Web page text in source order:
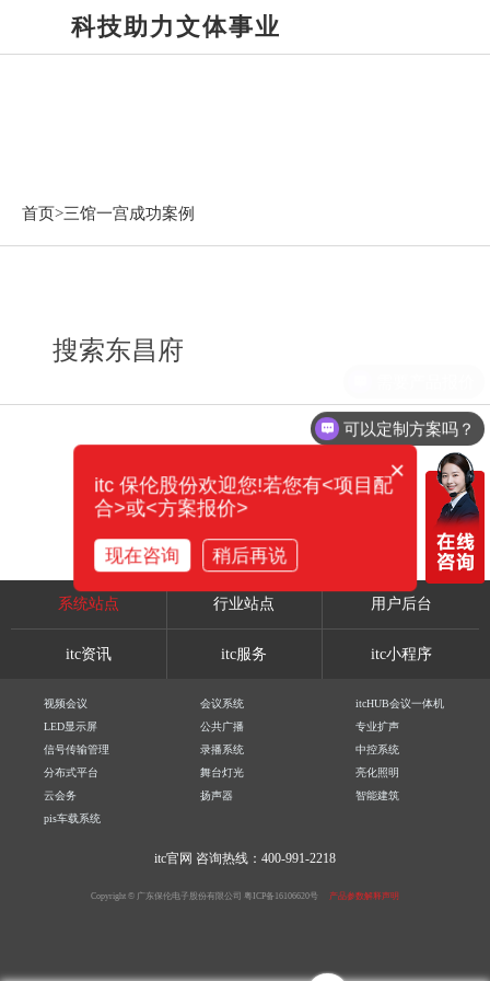
科技助力文体事业
首页>三馆一宫成功案例
搜索东昌府
系统站点 行业站点 用户后台
itc资讯 itc服务 itc小程序
视频会议 会议系统
itcHUB会议一体机
LED显示屏
公共广播
专业扩声
信号传输管理
录播系统
中控系统
分布式平台
舞台灯光
亮化照明
云会务
扬声器
智能建筑
pis车载系统
itc官网 咨询热线：400-991-2218
Copyright © 广东保伦电子股份有限公司 粤ICP备16106620号 产品参数解释声明
可以定制方案吗？
×
itc 保伦股份欢迎您!若您有<项目配
合>或<方案报价>
现在咨询 稍后再说